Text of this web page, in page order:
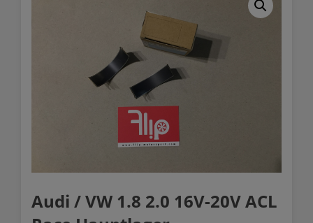
Audi / VW 1.8 2.0 16V-20V ACL